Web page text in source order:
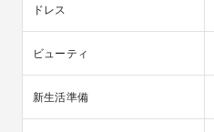
ドレス
ビューティ
新生活準備